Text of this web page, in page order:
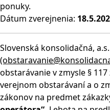
ponuky.
Dátum zverejnenia:
Slovenská konsolidačná, a.s.
obstarávanie v zmysle §
verejnom obstarávaní a o
zákonov na predmet